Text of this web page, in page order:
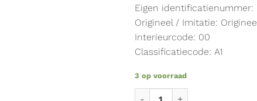
Eigen identificatienummer:
Origineel / Imitatie:
Interieurcode: 00
Classificatiecode: A1
3 op voorraad